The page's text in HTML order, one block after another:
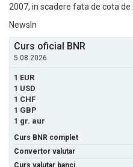
2007, in scadere fata de cota
NewsIn
Curs oficial BNR
5.08.2026
1 EUR
1 USD
1 CHF
1 GBP
1 gr. aur
Curs BNR complet
Convertor valutar
Curs valutar banci